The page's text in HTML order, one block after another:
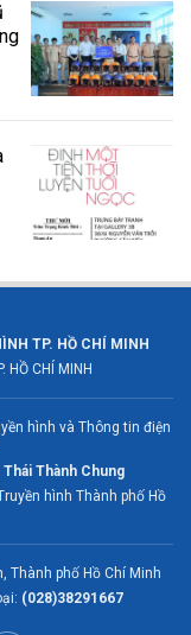
TP. HỒ CHÍ MINH
HỒ CHÍ MINH
hình và Thông tin điện
Thái Thành Chung
hình Thành phố Hồ
Thành phố Hồ Chí Minh
(028)38291667